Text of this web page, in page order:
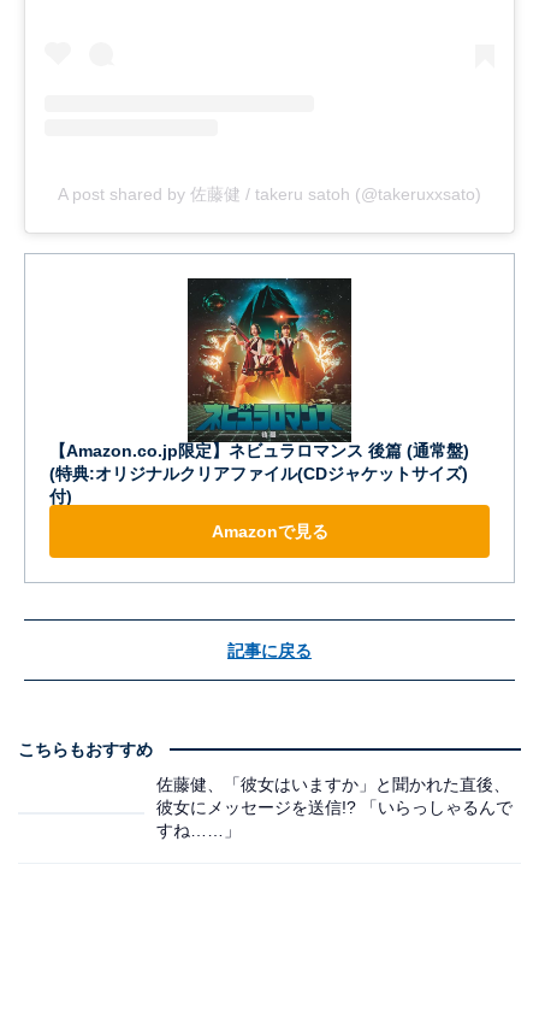
A post shared by 佐藤健 / takeru satoh (@takeruxxsato)
【Amazon.co.jp限定】ネビュラロマンス 後篇 (通常盤)
(特典:オリジナルクリアファイル(CDジャケットサイズ)
付)
Amazonで見る
記事に戻る
こちらもおすすめ
佐藤健、「彼女はいますか」と聞かれた直後、
彼女にメッセージを送信!? 「いらっしゃるんで
すね……」